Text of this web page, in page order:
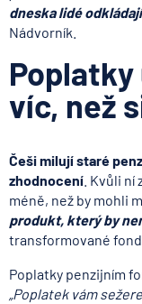
dneska lidé
Nádvorník.
víc, než
Češi milují staré
zhodnocení . Kvůli
méně, než by mohli
produkt, který by
transformované
Poplatky penzijním
„Poplatek vám